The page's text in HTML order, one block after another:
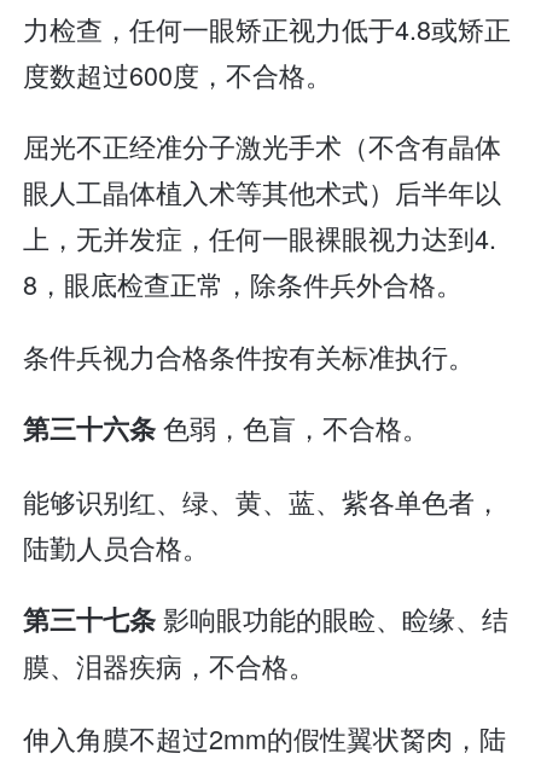
力检查，任何一眼矫正视力低于4.8或矫正
度数超过600度，不合格。
屈光不正经准分子激光手术（不含有晶体
眼人工晶体植入术等其他术式）后半年以
上，无并发症，任何一眼裸眼视力达到4.
8，眼底检查正常，除条件兵外合格。
条件兵视力合格条件按有关标准执行。
第三十六条色弱，色盲，不合格。
能够识别红、绿、黄、蓝、紫各单色者，
陆勤人员合格。
第三十七条影响眼功能的眼睑、睑缘、结
膜、泪器疾病，不合格。
伸入角膜不超过2mm的假性翼状胬肉，陆